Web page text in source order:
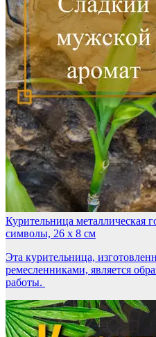
Курительница металлическая
символы, 26 х 8 см
Эта курительница,
ремесленниками, является
работы.